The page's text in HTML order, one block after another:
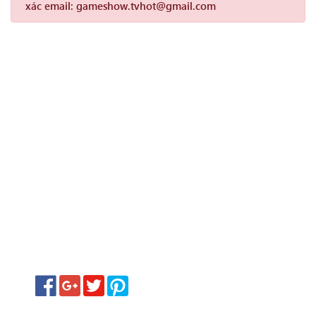
xác email: gameshow.tvhot@gmail.com